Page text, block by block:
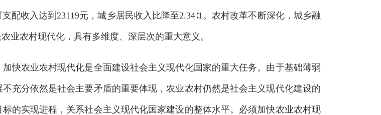
配收入达到23119元，城乡居民收入比降至2.34∶1。农村改革不断深化，城乡融
业农村现代化，具有多维度、深层次的重大意义。
农业农村现代化是全面建设社会主义现代化国家的重大任务。由于基础薄弱
充分依然是社会主要矛盾的重要体现，农业农村仍然是社会主义现代化建设的
的实现进程，关系社会主义现代化国家建设的整体水平。必须加快农业农村现